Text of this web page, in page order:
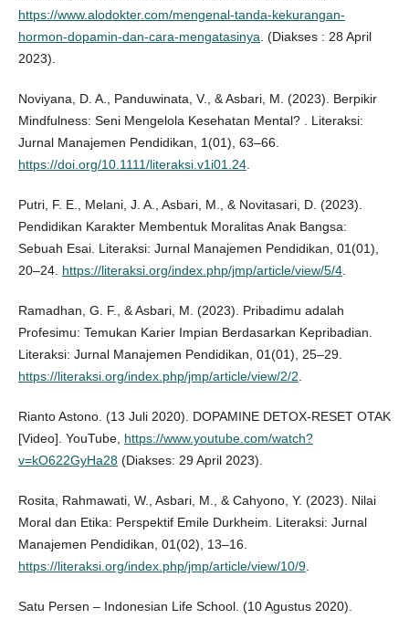
https://www.alodokter.com/mengenal-tanda-kekurangan-
hormon-dopamin-dan-cara-mengatasinya . (Diakses : 28 April
2023).
Noviyana, D. A., Panduwinata, V., & Asbari, M. (2023). Berpikir
Mindfulness: Seni Mengelola Kesehatan Mental? . Literaksi:
Jurnal Manajemen Pendidikan, 1(01), 63–66.
https://doi.org/10.1111/literaksi.v1i01.24.
Putri, F. E., Melani, J. A., Asbari, M., & Novitasari, D. (2023).
Pendidikan Karakter Membentuk Moralitas Anak Bangsa:
Sebuah Esai. Literaksi: Jurnal Manajemen Pendidikan, 01(01),
20–24. https://literaksi.org/index.php/jmp/article/view/5/4.
Ramadhan, G. F., & Asbari, M. (2023). Pribadimu adalah
Profesimu: Temukan Karier Impian Berdasarkan Kepribadian.
Literaksi: Jurnal Manajemen Pendidikan, 01(01), 25–29.
https://literaksi.org/index.php/jmp/article/view/2/2
Rianto Astono. (13 Juli 2020). DOPAMINE DETOX-RESET OTAK
[Video]. YouTube, https://www.youtube.com/watch?
v=kO622GyHa28(Diakses: 29 April 2023).
Rosita, Rahmawati, W., Asbari, M., & Cahyono, Y. (2023). Nilai
Moral dan Etika: Perspektif Emile Durkheim. Literaksi: Jurnal
Manajemen Pendidikan, 01(02), 13–16.
https://literaksi.org/index.php/jmp/article/view/10/9.
Satu Persen – Indonesian Life School. (10 Agustus 2020).